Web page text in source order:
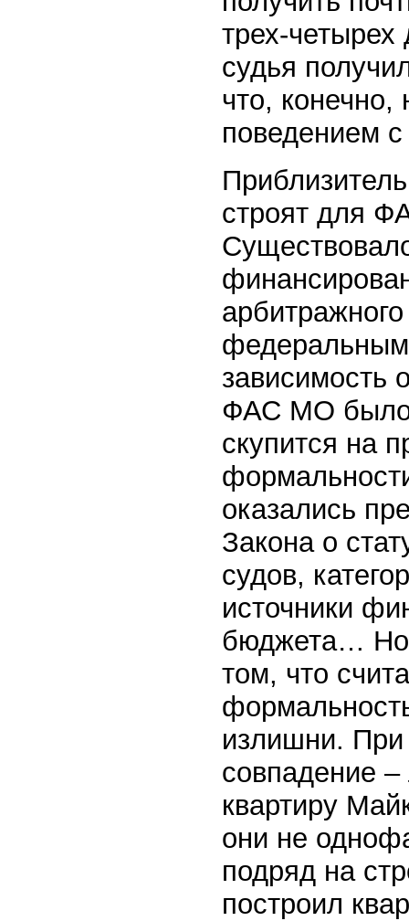
трех-четырех
судья
что, конечно,
поведением
строят для
зависимость
ФАС МО было
скупится на
оказались
Закона о
судов,
источники
бюджета… Но,
том, что
излишни.
совпадение
квартиру
они не
подряд на
построил